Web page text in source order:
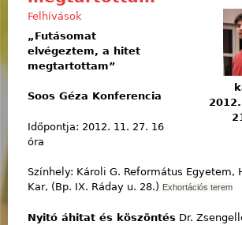
Felhívások
„Futásomat
elvégeztem, a hitet
megtartottam”
Soos Géza Konferencia
Időpontja: 2012. 11. 27. 16
óra
Színhely: Károli G. Református Egyetem,
Kar, (Bp. IX. Ráday u. 28.) Exhortációs terem
Nyitó áhitat és köszöntés Dr.